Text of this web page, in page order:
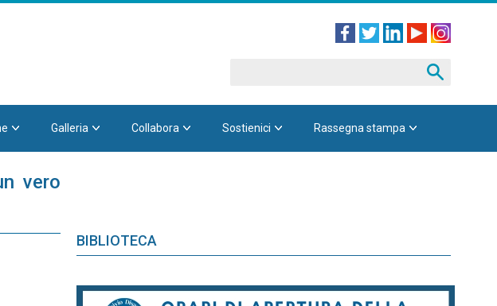
Galleria Collabora Sostienici Rassegna stampa
vero
BIBLIOTECA